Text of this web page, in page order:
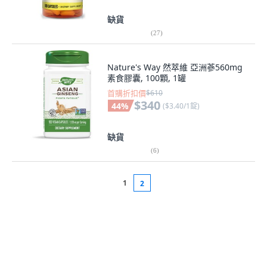
缺貨
(27)
Nature's Way 然萃維 亞洲蔘560mg
素食膠囊, 100顆, 1罐
首購折扣價$610
44% $340 ($3.40/1錠)
缺貨
(6)
1 2